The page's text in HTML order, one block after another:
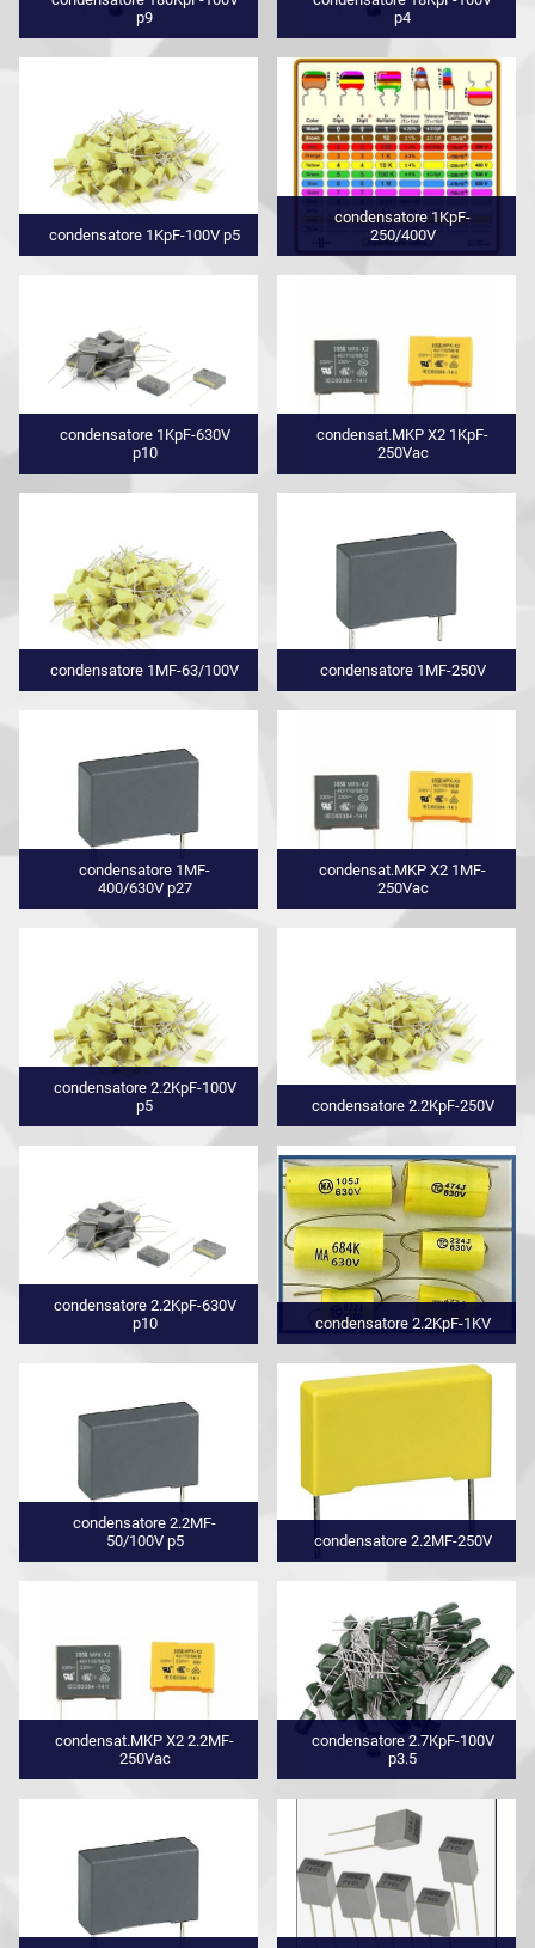
p9
p4
condensatore 1KpF-100V p5
condensatore 1KpF-
250/400V
condensatore 1KpF-630V
p10
condensat.MKP X2 1KpF-
250Vac
condensatore 1MF-63/100V condensatore 1MF-250V
condensatore 1MF-
400/630V p27
condensat.MKP X2 1MF-
250Vac
condensatore 2.2KpF-100V
p5
condensatore 2.2KpF-250V
condensatore 2.2KpF-630V
p10
condensatore 2.2KpF-1KV
condensatore 2.2MF-
50/100V p5
condensatore 2.2MF-250V
condensat.MKP X2 2.2MF-
250Vac
condensatore 2.7KpF-100V
p3.5